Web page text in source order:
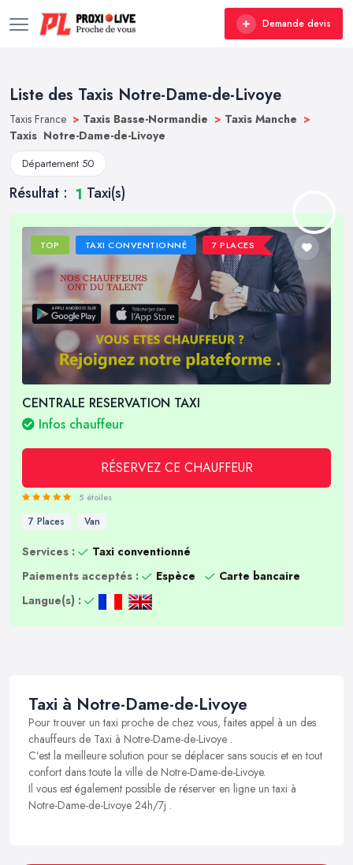
Demande devis
Liste des Taxis Notre-Dame-de-Livoye
Taxis France > Taxis Basse-Normandie > Taxis Manche >
Taxis Notre-Dame-de-Livoye
Département 50
Résultat : 1 Taxi(s)
TOP TAXI CONVENTIONNÉ 7 PLACES
CENTRALE RESERVATION TAXI
Infos chauffeur
RÉSERVEZ CE CHAUFFEUR
5 étoiles
7 Places Van
Services :
Taxi conventionné
Paiements acceptés :
Espèce
Carte bancaire
Langue(s) :
Taxi à Notre-Dame-de-Livoye
Pour trouver un taxi proche de chez vous, faites appel à un des
chauffeurs de Taxi à Notre-Dame-de-Livoye .
C’est la meilleure solution pour se déplacer sans soucis et en tout
confort dans toute la ville de Notre-Dame-de-Livoye.
Il vous est également possible de réserver en ligne un taxi à
Notre-Dame-de-Livoye 24h/7j .